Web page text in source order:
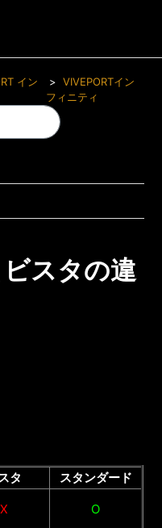
イン
VIVEPORTイン
フィニティ
スタの違
タ
スタンダード
X O